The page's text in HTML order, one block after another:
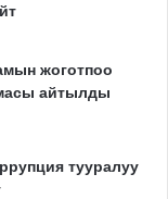
жоготпоо
айтылды
тууралуу